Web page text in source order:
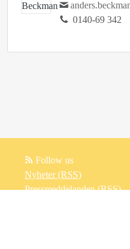
0140-69 342
Follow us
Nyheter (RSS)
Pressmeddelanden (RSS)